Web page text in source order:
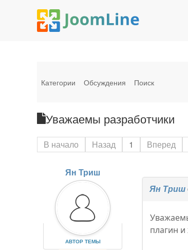
Категории Обсуждения Поиск
Уважаемы разработчики
В начало Назад 1 Вперед
Ян Триш
АВТОР ТЕМЫ
Ян Триш
плагин